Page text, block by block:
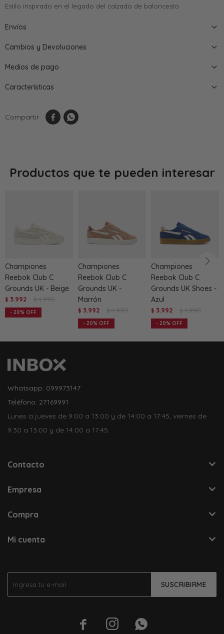
Estilo inspirado en el legado del calzado de baloncesto
Envíos
Cambios y Devoluciones
Medios de pago
Características
 
Productos que te pueden interesar
Championes
Reebok Club C
Grounds UK - Beige
$ 3.992 $ 4.990
20
Championes
Reebok Club C
Grounds UK -
Marrón
$ 3.992 $ 4.990
20
Championes
Reebok Club C
Grounds UK Shoes -
Azul
$ 3.992 $ 4.990
20
SUSCRIBIRME
  
Whatsapp: 099973147
Teléfono: 27169991
Lunes a jueves de 9:00 a 13:00 y de 14:00 a 17:45, viernes de
9:30 a 13:00 y de 14:00 a 17:45.
Contacto
Empresa
Compra
Mi cuenta